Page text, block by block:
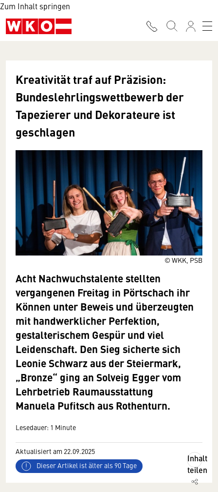
Zum Inhalt springen
© WKK, PSB
Kreativität traf auf Präzision:
Bundeslehrlingswettbewerb der
Tapezierer und Dekorateure ist
geschlagen
Acht Nachwuchstalente stellten
vergangenen Freitag in Pörtschach ihr
Können unter Beweis und überzeugten
mit handwerklicher Perfektion,
gestalterischem Gespür und viel
Leidenschaft. Den Sieg sicherte sich
Leonie Schwarz aus der Steiermark,
„Bronze“ ging an Solveig Egger vom
Lehrbetrieb Raumausstattung
Manuela Pufitsch aus Rothenturn.
Lesedauer: 1 Minute
Aktualisiert am 22.09.2025
Dieser Artikel ist älter als 90 Tage
Inhalt
teilen